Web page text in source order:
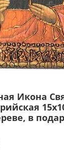
Икона
в